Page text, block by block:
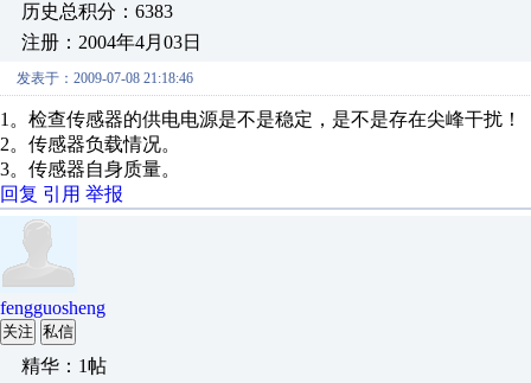
历史总积分：6383
注册：2004年4月03日
发表于：2009-07-08 21:18:46
1。检查传感器的供电电源是不是稳定，是不是存在尖峰干扰！
2。传感器负载情况。
3。传感器自身质量。
回复 引用 举报
fengguosheng
关注 私信
精华：1帖